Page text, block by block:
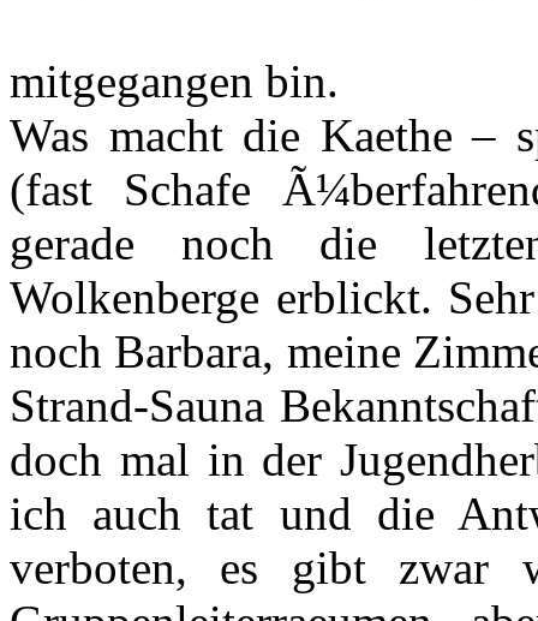
mitgegangen bin.
Was macht die Kaethe –
(fast Schafe
gerade noch die
Wolkenberge erblickt.
noch Barbara, meine
Strand-Sauna
doch mal in der
ich auch tat und die
verboten, es gibt zwar